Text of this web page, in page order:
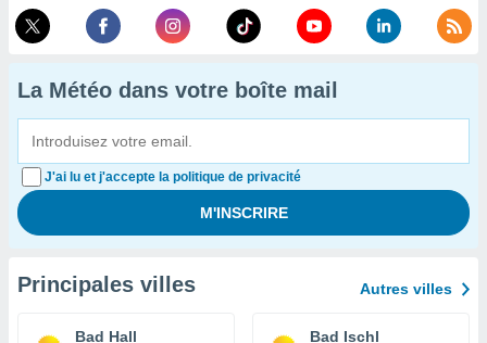
La Météo dans votre boîte mail
J'ai lu et j'accepte la politique de privacité
Principales villes Autres villes
Bad Hall Bad Ischl